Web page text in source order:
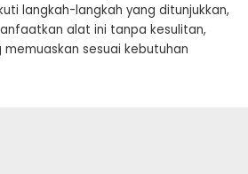
langkah-langkah yang ditunjukkan,
alat ini tanpa kesulitan,
sesuai kebutuhan